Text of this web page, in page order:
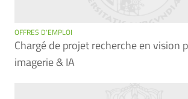
OFFRES D'EMPLOI
Chargé de projet recherche en vision
imagerie & IA